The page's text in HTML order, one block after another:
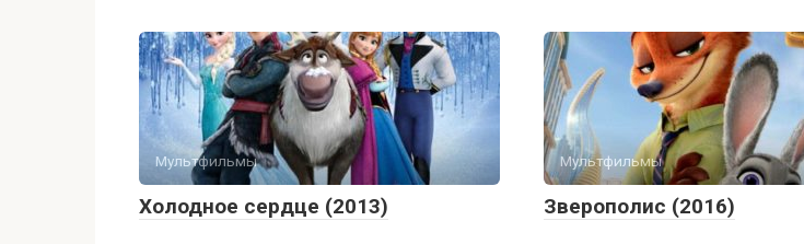
Мультфильмы
Холодное сердце (2013)
Мультфильмы
Зверополис (2016)